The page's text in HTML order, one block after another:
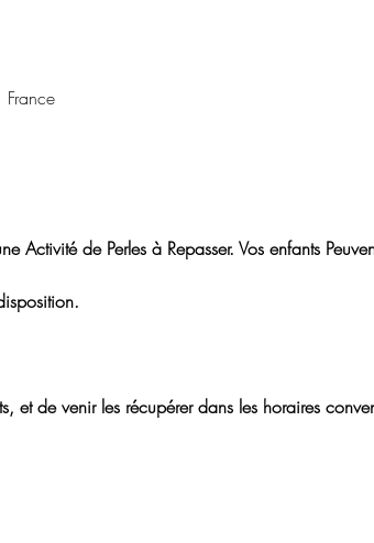
Activité de Perles à Repasser. Vos enfants
et de venir les récupérer dans les horaires